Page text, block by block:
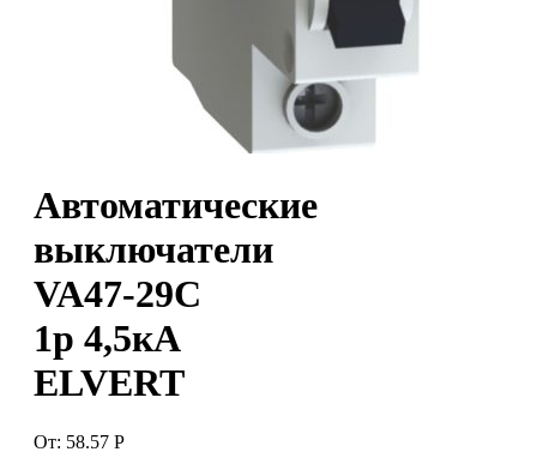
Автоматические
выключатели
VA47-29С
1p 4,5кА
ELVERT
От: 58.57 Р